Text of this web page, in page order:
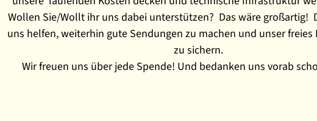
Wollen Sie/Wollt ihr uns dabei unterstützen? Das wäre großartig!
uns helfen, weiterhin gute Sendungen zu machen und unser freies
zu sichern.
Wir freuen uns über jede Spende! Und bedanken uns vorab